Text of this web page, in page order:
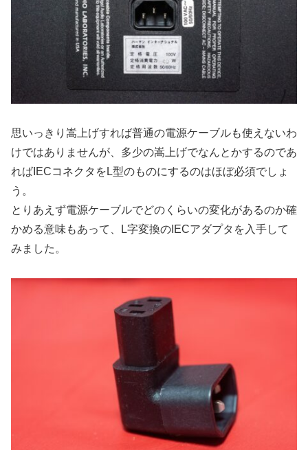
思いっきり嵩上げすれば普通の電源ケーブルも使えないわ
けではありませんが、多少の嵩上げでなんとかするのであ
ればIECコネクタをL型のものにするのはほぼ必須でしょ
う。
とりあえず電源ケーブルでどのくらいの変化があるのか確
かめる意味もあって、L字変換のIECアダプタを入手して
みました。